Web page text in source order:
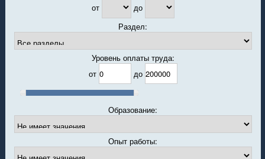
от
до
Раздел:
Уровень оплаты труда:
от
до
Образование:
Опыт работы: